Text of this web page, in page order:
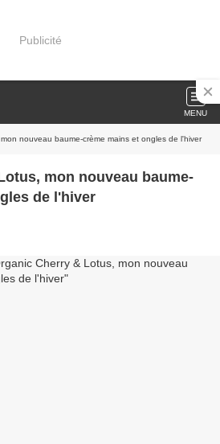
Publicité
MENU
nouveau baume-crème mains et ongles de l'hiver
baume-
de l'hiver